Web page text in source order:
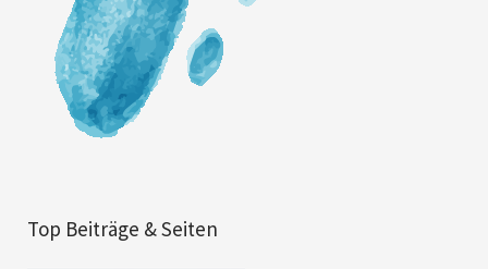
Top Beiträge & Seiten